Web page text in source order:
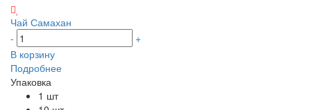
Чай Самахан
-
+
В корзину
Подробнее
Упаковка
1 шт